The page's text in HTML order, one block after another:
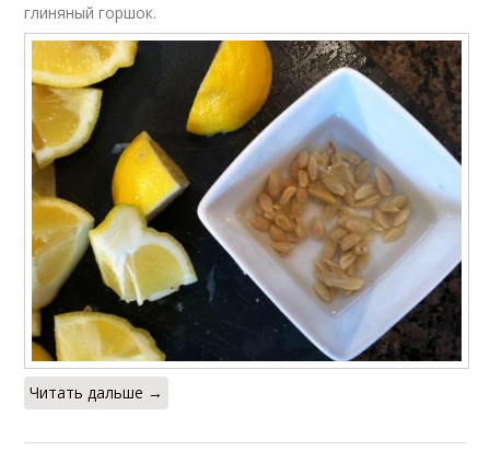
глиняный горшок.
Читать дальше →